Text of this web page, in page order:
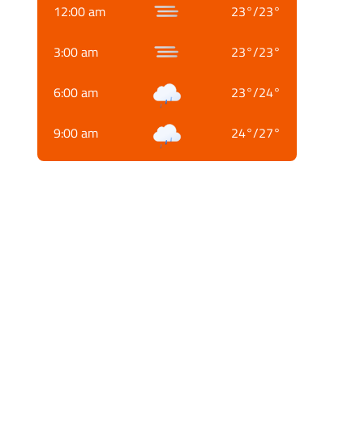
12:00 am 23°/23°
3:00 am 23°/23°
6:00 am 23°/24°
9:00 am 24°/27°